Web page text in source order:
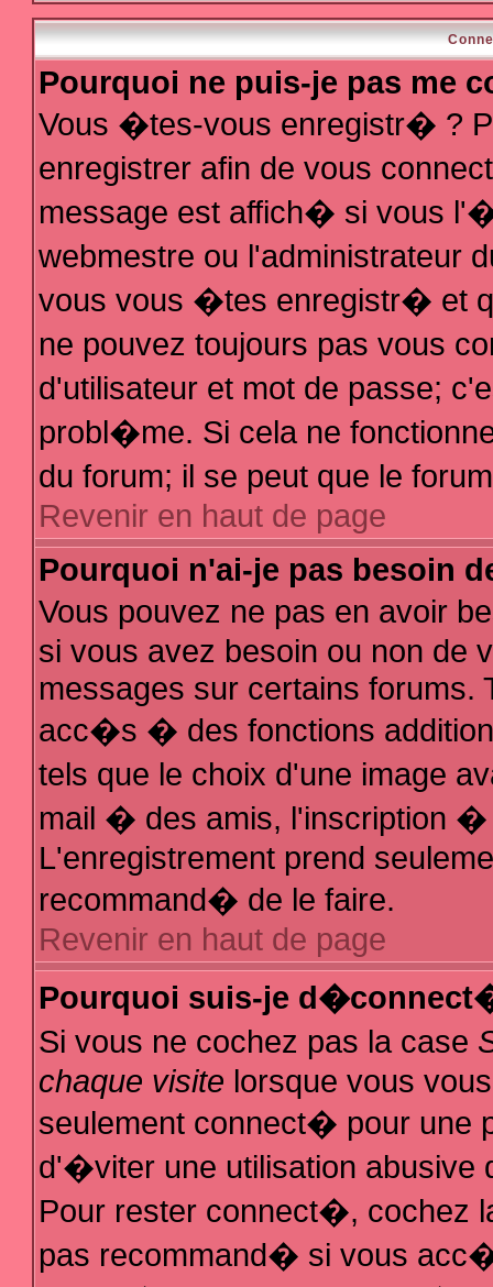
Pourquoi ne puis-je pas me
Vous �tes-vous enregistr� ?
enregistrer afin de vous
message est affich� si vous
webmestre ou l'administrateur
vous vous �tes enregistr� et
ne pouvez toujours pas vous
d'utilisateur et mot de passe;
probl�me. Si cela ne
du forum; il se peut que le
Revenir en haut de page
Pourquoi n'ai-je pas besoin
Vous pouvez ne pas en avoir
si vous avez besoin ou non de
messages sur certains forums.
acc�s � des fonctions
tels que le choix d'une image
mail � des amis, l'inscription �
L'enregistrement prend
recommand� de le faire.
Revenir en haut de page
Pourquoi suis-je
Si vous ne cochez pas la case
chaque visite lorsque vous
seulement connect� pour
d'�viter une utilisation abusive
Pour rester connect�, cochez
pas recommand� si vous